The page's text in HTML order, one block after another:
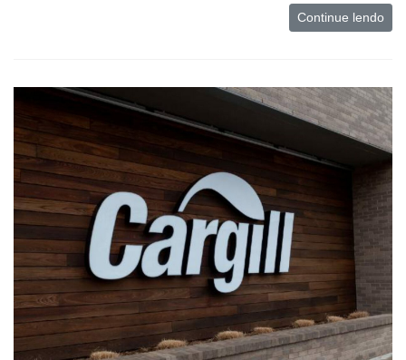
Membros
Liberali
Netrin
Néctar
Tecprime
Agro
Lean
Way
Consulting
Manager
Continue lendo